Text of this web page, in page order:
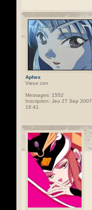
Aphex
Vieux con
Messages: 1552
Inscription: Jeu 27 Sep 2007,
16:41